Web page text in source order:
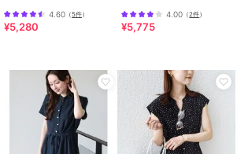
ライプ/ロング・マキシ丈
/
(シルエット)/フレアスカ
ロング・マキシ丈
ワンピース
ポリエステル素材/
4.60 （5件）
¥5,280
4.00 （2件）
¥5,775